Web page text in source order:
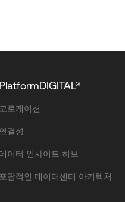
PlatformDIGITAL®
코로케이션
연결성
이터 인사이트 허브
포괄적인 데이터센터 아키텍처